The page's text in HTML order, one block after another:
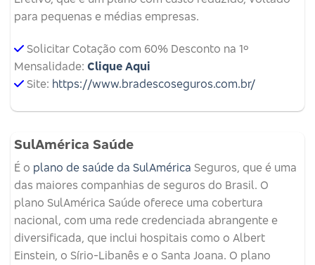
para pequenas e médias empresas.
Solicitar Cotação com 60% Desconto na 1º
Mensalidade: Clique Aqui
Site: https://www.bradescoseguros.com.br/
SulAmérica Saúde
É o plano de saúde da SulAmérica Seguros, que é uma
das maiores companhias de seguros do Brasil. O
plano SulAmérica Saúde oferece uma cobertura
nacional, com uma rede credenciada abrangente e
diversificada, que inclui hospitais como o Albert
Einstein, o Sírio-Libanês e o Santa Joana. O plano